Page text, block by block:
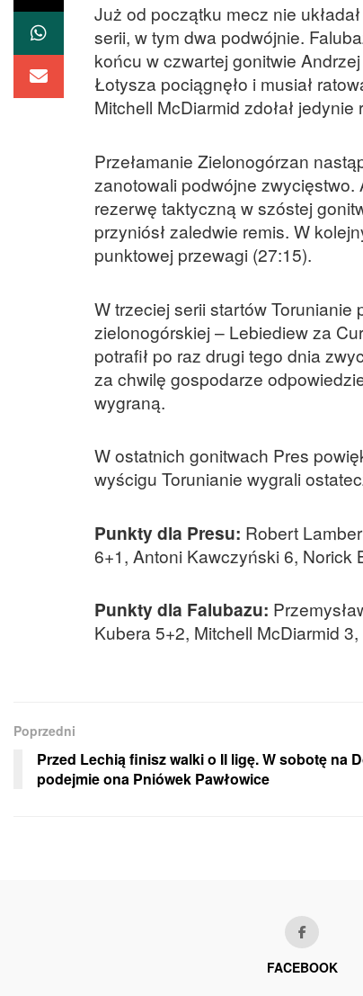
Już od początku mecz nie
serii, w tym dwa podwójnie.
końcu w czwartej gonitwie
Łotysza pociągnęło i musiał
Mitchell McDiarmid zdołał
Przełamanie Zielonogórzan
zanotowali podwójne
rezerwę taktyczną w szóstej
przyniósł zaledwie remis. W
punktowej przewagi (27:15).
W trzeciej serii startów Torunianie
zielonogórskiej – Lebiediew za
potrafił po raz drugi tego dnia
za chwilę gospodarze
wygraną.
W ostatnich gonitwach Pres
wyścigu Torunianie wygrali
Punkty dla Presu: Robert
6+1, Antoni Kawczyński 6, Norick
Punkty dla Falubazu:
Kubera 5+2, Mitchell McDiarmid
Poprzedni
Przed Lechią finisz walki o II ligę. W sobotę na
podejmie ona Pniówek Pawłowice
FACEBOOK